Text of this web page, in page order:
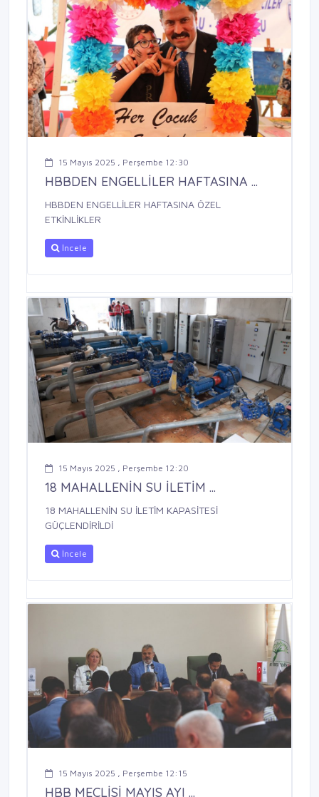
15 Mayıs 2025 , Perşembe 12:30
HBBDEN ENGELLİLER HAFTASINA ...
HBBDEN ENGELLİLER HAFTASINA ÖZEL
ETKİNLİKLER
İncele
15 Mayıs 2025 , Perşembe 12:20
18 MAHALLENİN SU İLETİM ...
18 MAHALLENİN SU İLETİM KAPASİTESİ
GÜÇLENDİRİLDİ
İncele
15 Mayıs 2025 , Perşembe 12:15
HBB MECLİSİ MAYIS AYI ...